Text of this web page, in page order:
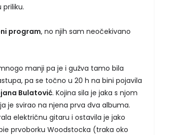
program, no njih sam neočekivano
manji pa je i gužva tamo bila
pa se točno u 20 h na bini pojavila
Bulatović. Kojina sila je jaka s njom
je svirao na njena prva dva albuma.
električnu gitaru i ostavila je jako
prvoborku Woodstocka (traka oko